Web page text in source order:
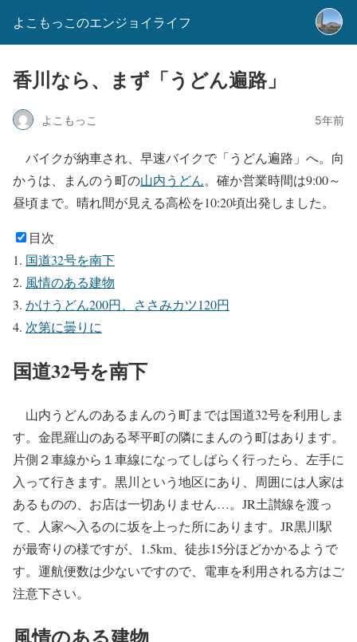
よこもっこのエンジョイライフ
香川なら、まず「うどん遍路」
よこもっこ 5年前
バイクが納車され、早速バイクで「うどん遍路」へ。向
かうは、まんのう町の山内うどん。確か営業時間は9:00～
昼頃まで。晴れ間が見える高松を10:20頃出発しました。
目次
国道32号を南下
風情のある建物
かけうどん200円、ささみカツ120円
次第に曇りに
国道32号を南下
山内うどんのあるまんのう町までは国道32号を利用しま
す。金毘羅山のある琴平町の隣にまんのう町はあります。
片側２車線から１車線になってしばらく行ったら、左手に
入って行きます。黒川という地区にあり、周囲には人家は
あるものの、お店は一切ありません…。JR土讃線を渡っ
て、人家へ入るのに坂を上った所にあります。JR黒川駅
が最寄りの様ですが、1.5km、徒歩15分ほどかかるようで
す。運航便数は少ないですので、電車を利用される方はご
注意下さい。